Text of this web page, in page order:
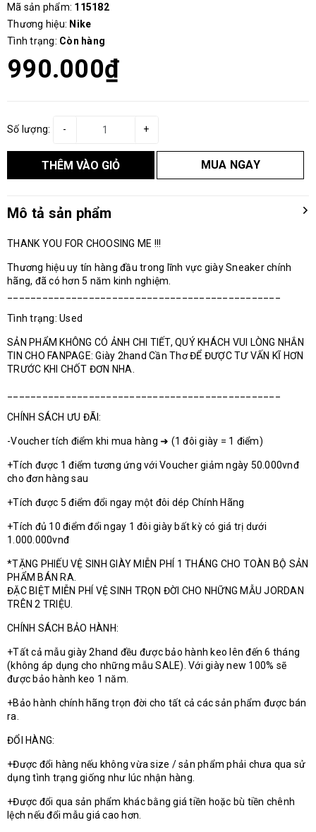
Mã sản phẩm: 115182
Thương hiệu: Nike
Tình trạng: Còn hàng
990.000₫
Số lượng: +
-
THÊM VÀO GIỎ MUA NGAY
Mô tả sản phẩm
THANK YOU FOR CHOOSING ME !!!
Thương hiệu uy tín hàng đầu trong lĩnh vực giày Sneaker chính
hãng, đã có hơn 5 năm kinh nghiệm.
Tình trạng: Used
SẢN PHẨM KHÔNG CÓ ẢNH CHI TIẾT, QUÝ KHÁCH VUI LÒNG NHẮN
TIN CHO FANPAGE: Giày 2hand Cần Thơ ĐỂ ĐƯỢC TƯ VẤN KĨ HƠN
TRƯỚC KHI CHỐT ĐƠN NHA.
CHÍNH SÁCH ƯU ĐÃI:
-Voucher tích điểm khi mua hàng ➜ (1 đôi giày = 1 điểm)
+Tích được 1 điểm tương ứng với Voucher giảm ngày 50.000vnđ
cho đơn hàng sau
+Tích được 5 điểm đổi ngay một đôi dép Chính Hãng
+Tích đủ 10 điểm đổi ngay 1 đôi giày bất kỳ có giá trị dưới
1.000.000vnđ
*TẶNG PHIẾU VỆ SINH GIÀY MIỄN PHÍ 1 THÁNG CHO TOÀN BỘ SẢN
PHẨM BÁN RA.
ĐẶC BIỆT MIỄN PHÍ VỆ SINH TRỌN ĐỜI CHO NHỮNG MẪU JORDAN
TRÊN 2 TRIỆU.
CHÍNH SÁCH BẢO HÀNH:
+Tất cả mẫu giày 2hand đều được bảo hành keo lên đến 6 tháng
(không áp dụng cho những mẫu SALE). Với giày new 100% sẽ
được bảo hành keo 1 năm.
+Bảo hành chính hãng trọn đời cho tất cả các sản phẩm được bán
ra.
ĐỔI HÀNG:
+Được đổi hàng nếu không vừa size / sản phẩm phải chưa qua sử
dụng tình trạng giống như lúc nhận hàng.
+Được đổi qua sản phẩm khác bằng giá tiền hoặc bù tiền chênh
lệch nếu đổi mẫu giá cao hơn.